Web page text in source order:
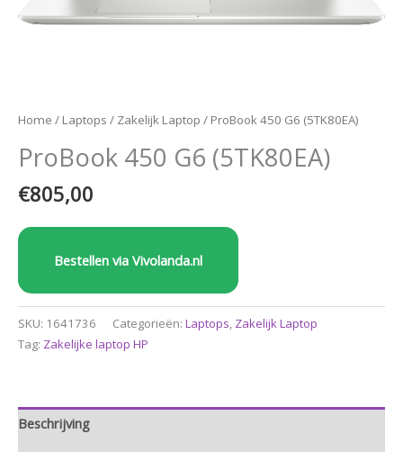
Home / Laptops / Zakelijk Laptop / ProBook 450 G6 (5TK80EA)
ProBook 450 G6 (5TK80EA)
€805,00
Bestellen via Vivolanda.nl
SKU: 1641736 Categorieën: Laptops, Zakelijk Laptop
Tag: Zakelijke laptop HP
Beschrijving